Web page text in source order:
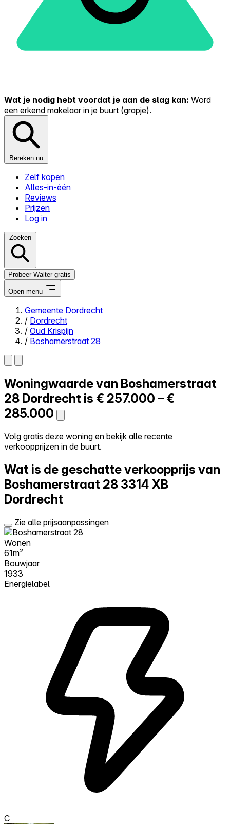
Wat je nodig hebt voordat je aan de slag kan: Word
een erkend makelaar in je buurt (grapje).
Bereken nu
Zelf kopen
Alles-in-één
Reviews
Prijzen
Log in
Zoeken
Probeer Walter gratis
Open menu
Close menu
Zelf kopen
Alles-in-één
Reviews
Prijzen
Log in
Probeer Walter gratis
Gemeente Dordrecht
/ Dordrecht
/ Oud Krispijn
/ Boshamerstraat 28
Woningwaarde van Boshamerstraat
28 Dordrecht is € 257.000 – €
285.000
Volg gratis deze woning en bekijk alle recente
verkoopprijzen in de buurt.
Wat is de geschatte verkoopprijs van
Boshamerstraat 28 3314 XB
Dordrecht
Zie alle prijsaanpassingen
Wonen
61m²
Bouwjaar
1933
Energielabel
C